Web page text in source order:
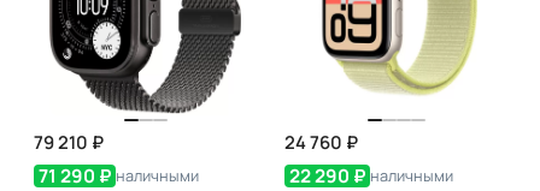
79 210 ₽
71 290 ₽ наличными
24 760 ₽
22 290 ₽ наличными